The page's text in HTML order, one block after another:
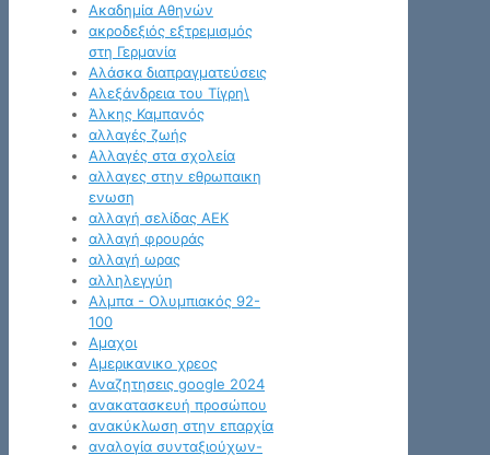
Ακαδημία Αθηνών
ακροδεξιός εξτρεμισμός
στη Γερμανία
Αλάσκα διαπραγματεύσεις
Αλεξάνδρεια του Τίγρη\
Άλκης Καμπανός
αλλαγές ζωής
Αλλαγές στα σχολεία
αλλαγες στην εθρωπαικη
ενωση
αλλαγή σελίδας ΑΕΚ
αλλαγή φρουράς
αλλαγή ωρας
αλληλεγγύη
Αλμπα - Ολυμπιακός 92-
100
Αμαχοι
Αμερικανικο χρεος
Αναζητησεις google 2024
ανακατασκευή προσώπου
ανακύκλωση στην επαρχία
αναλογία συνταξιούχων-